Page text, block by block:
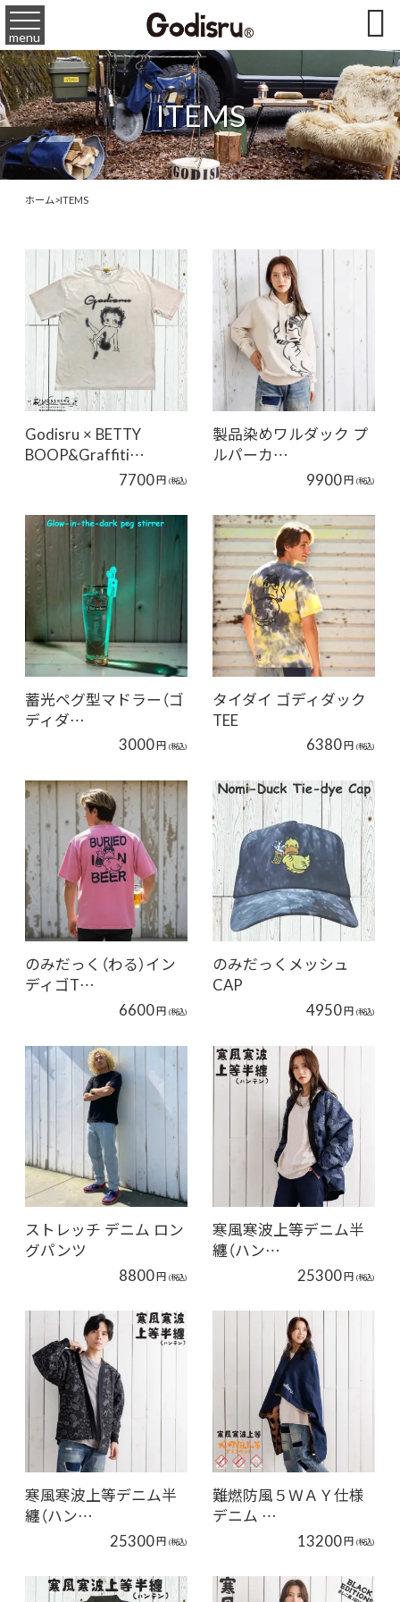
menu 
ITEMS
ホーム>ITEMS
Godisru × BETTY
BOOP&Graffiti…
7700円 (税込)
製品染めワルダック プ
ルパーカ…
9900円 (税込)
蓄光ペグ型マドラー（ゴ
ディダ…
3000円 (税込)
タイダイ ゴディダック
TEE
6380円 (税込)
のみだっく（わる）イン
ディゴT…
6600円 (税込)
のみだっくメッシュ
CAP
4950円 (税込)
ストレッチ デニム ロン
グパンツ
8800円 (税込)
寒風寒波上等デニム半
纏（ハン…
25300円 (税込)
寒風寒波上等デニム半
纏（ハン…
25300円 (税込)
難燃防風５ＷＡＹ仕様
デニム …
13200円 (税込)